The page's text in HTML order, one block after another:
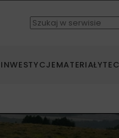
INWESTYCJEMATERIAŁY